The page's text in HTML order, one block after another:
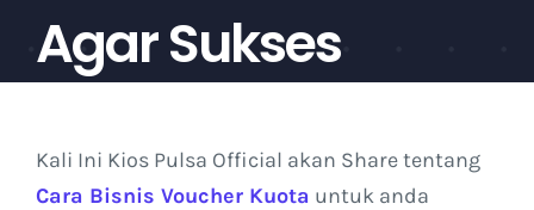
Transaksi
Harga Produk
Agar Sukses
Kali Ini Kios Pulsa Official akan Share tentang
Cara Bisnis Voucher Kuota untuk anda